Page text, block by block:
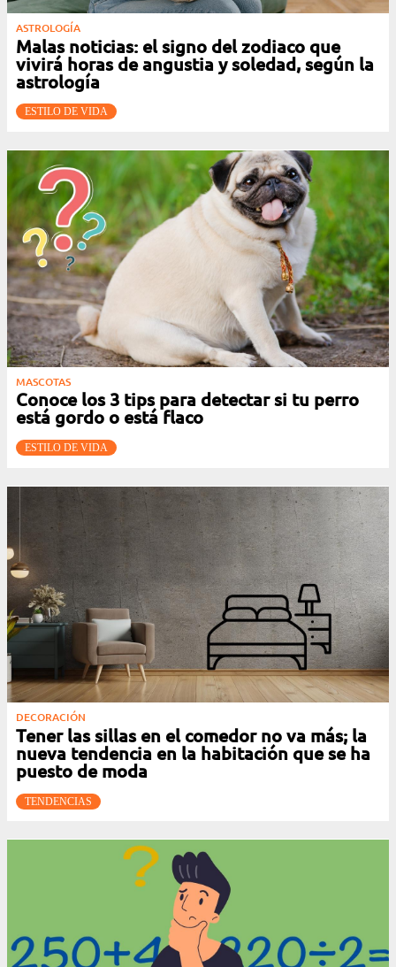
ASTROLOGÍA
Malas noticias: el signo del zodiaco que
vivirá horas de angustia y soledad, según la
astrología
ESTILO DE VIDA
MASCOTAS
Conoce los 3 tips para detectar si tu perro
está gordo o está flaco
ESTILO DE VIDA
DECORACIÓN
Tener las sillas en el comedor no va más; la
nueva tendencia en la habitación que se ha
puesto de moda
TENDENCIAS